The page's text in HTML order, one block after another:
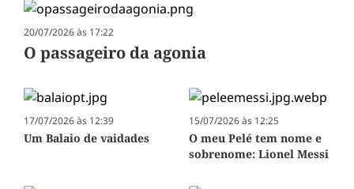
20/07/2026 às 17:22
O passageiro da agonia
17/07/2026 às 12:39
Um Balaio de vaidades
15/07/2026 às 12:25
O meu Pelé tem nome e
sobrenome: Lionel Messi